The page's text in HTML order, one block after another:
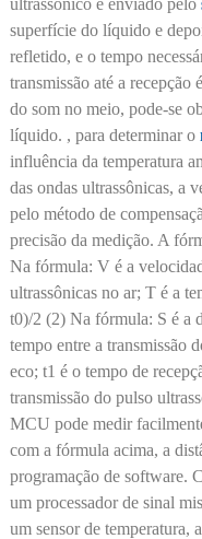
ultrassônico é enviado pelo
superfície do líquido e
refletido, e o tempo
transmissão até a
do som no meio, pode-se
líquido. , para determinar o
influência da temperatura
das ondas ultrassônicas, a
pelo método de
precisão da medição. A
Na fórmula: V é a
ultrassônicas no ar; T é a
t0)/2 (2) Na fórmula: S é a
tempo entre a transmissão
eco; t1 é o tempo de
transmissão do pulso
MCU pode medir
com a fórmula acima, a
programação de software.
um processador de sinal
um sensor de temperatura,